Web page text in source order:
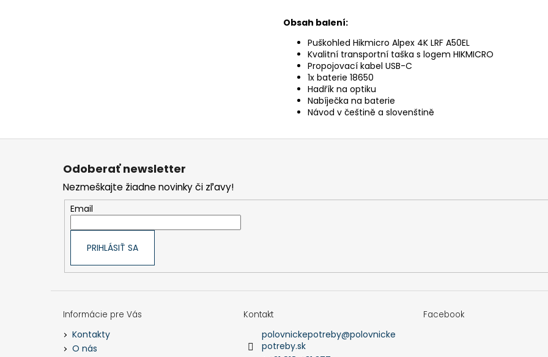
Obsah balení:
Puškohled Hikmicro Alpex 4K LRF A50EL
Kvalitní transportní taška s logem HIKMICRO
Propojovací kabel USB-C
1x baterie 18650
Hadřík na optiku
Nabíječka na baterie
Návod v češtině a slovenštině
Z
Odoberať newsletter
Nezmeškajte žiadne novinky či zľavy!
Email
PRIHLÁSIŤ SA
Informácie pre Vás
Kontakty
O nás
Kontakt
polovnickepotreby@polovnicke
potreby.sk
Facebook